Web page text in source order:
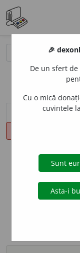
sinteza definițiilor
info
🎉
De un sfert
Cu o mică
cuvintele